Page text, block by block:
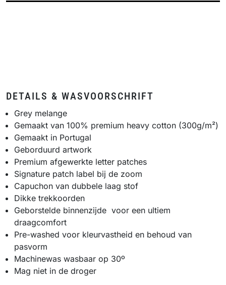
DETAILS & WASVOORSCHRIFT
Grey melange
Gemaakt van 100% premium heavy cotton (300g/m²)
Gemaakt in Portugal
Geborduurd artwork
Premium afgewerkte letter patches
Signature patch label bij de zoom
Capuchon van dubbele laag stof
Dikke trekkoorden
Geborstelde binnenzijde voor een ultiem
draagcomfort
Pre-washed voor kleurvastheid en behoud van
pasvorm
Machinewas wasbaar op 30º
Mag niet in de droger